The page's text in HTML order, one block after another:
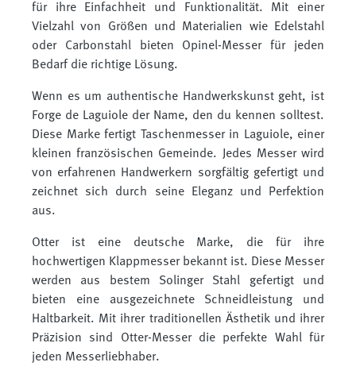
für ihre Einfachheit und Funktionalität. Mit einer
Vielzahl von Größen und Materialien wie Edelstahl
oder Carbonstahl bieten Opinel-Messer für jeden
Bedarf die richtige Lösung.
Wenn es um authentische Handwerkskunst geht, ist
Forge de Laguiole der Name, den du kennen solltest.
Diese Marke fertigt Taschenmesser in Laguiole, einer
kleinen französischen Gemeinde. Jedes Messer wird
von erfahrenen Handwerkern sorgfältig gefertigt und
zeichnet sich durch seine Eleganz und Perfektion
aus.
Otter ist eine deutsche Marke, die für ihre
hochwertigen Klappmesser bekannt ist. Diese Messer
werden aus bestem Solinger Stahl gefertigt und
bieten eine ausgezeichnete Schneidleistung und
Haltbarkeit. Mit ihrer traditionellen Ästhetik und ihrer
Präzision sind Otter-Messer die perfekte Wahl für
jeden Messerliebhaber.